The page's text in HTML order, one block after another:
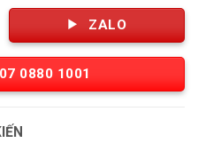
ZALO
0880 1001